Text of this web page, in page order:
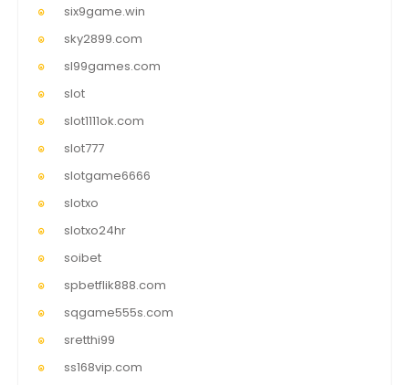
six9game.win
sky2899.com
sl99games.com
slot
slot1111ok.com
slot777
slotgame6666
slotxo
slotxo24hr
soibet
spbetflik888.com
sqgame555s.com
sretthi99
ss168vip.com